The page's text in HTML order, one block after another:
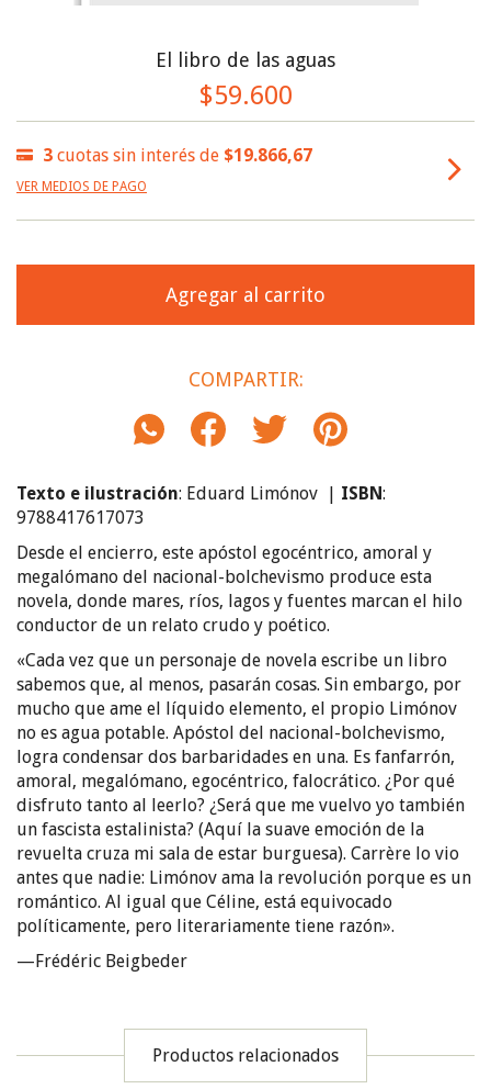
El libro de las aguas
$59.600
3 cuotas sin interés de $19.866,67
VER MEDIOS DE PAGO
COMPARTIR:
Texto e ilustración: Eduard Limónov | ISBN:
9788417617073
Desde el encierro, este apóstol egocéntrico, amoral y
megalómano del nacional-bolchevismo produce esta
novela, donde mares, ríos, lagos y fuentes marcan el hilo
conductor de un relato crudo y poético.
«Cada vez que un personaje de novela escribe un libro
sabemos que, al menos, pasarán cosas. Sin embargo, por
mucho que ame el líquido elemento, el propio Limónov
no es agua potable. Apóstol del nacional-bolchevismo,
logra condensar dos barbaridades en una. Es fanfarrón,
amoral, megalómano, egocéntrico, falocrático. ¿Por qué
disfruto tanto al leerlo? ¿Será que me vuelvo yo también
un fascista estalinista? (Aquí la suave emoción de la
revuelta cruza mi sala de estar burguesa). Carrère lo vio
antes que nadie: Limónov ama la revolución porque es un
romántico. Al igual que Céline, está equivocado
políticamente, pero literariamente tiene razón».
—Frédéric Beigbeder
Productos relacionados